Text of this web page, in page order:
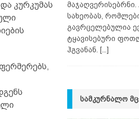
კურკუმას
სახეობას,
გავრცელებულია
ტყავისებური
ჰგვანან. [...]
ᲡᲐᲛᲙᲣᲠᲜᲐᲚᲝ